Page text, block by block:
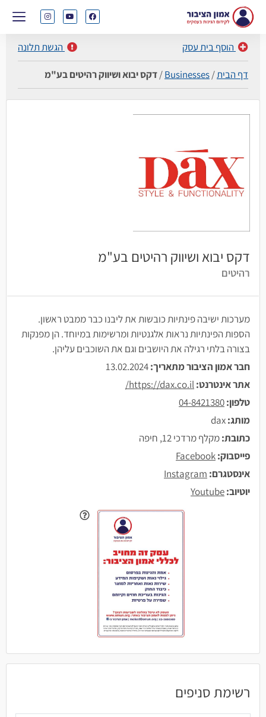
הוסף בית עסק הגשת תלונה
דף הבית/
Businesses
/דקס יבוא ושיווק רהיטים בע"מ
דקס יבוא ושיווק רהיטים בע"מ
רהיטים
מערכות ישיבה פינתיות כובשות את ליבנו כבר ממבט ראשון.
הספות הפינתיות נראות אלגנטיות ומרשימות במיוחד. הן מפנקות
בצורה בלתי רגילה את היושבים וגם את השוכבים עליהן.
חבר אמון הציבור מתאריך:
אתר אינטרנט:https://dax.co.il/
טלפון:04-8421380
מותג:
כתובת:מקלף מרדכי 12, חיפה
פייסבוק:Facebook
אינסטגרם: Instagram
יוטיוב:Youtube
רשימת סניפים